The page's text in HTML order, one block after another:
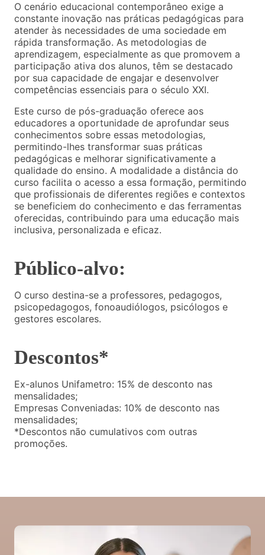
O cenário educacional contemporâneo exige a
constante inovação nas práticas pedagógicas para
atender às necessidades de uma sociedade em
rápida transformação. As metodologias de
aprendizagem, especialmente as que promovem a
participação ativa dos alunos, têm se destacado
por sua capacidade de engajar e desenvolver
competências essenciais para o século XXI.
Este curso de pós-graduação oferece aos
educadores a oportunidade de aprofundar seus
conhecimentos sobre essas metodologias,
permitindo-lhes transformar suas práticas
pedagógicas e melhorar significativamente a
qualidade do ensino. A modalidade a distância do
curso facilita o acesso a essa formação, permitindo
que profissionais de diferentes regiões e contextos
se beneficiem do conhecimento e das ferramentas
oferecidas, contribuindo para uma educação mais
inclusiva, personalizada e eficaz.
Público-alvo:
O curso destina-se a professores, pedagogos,
psicopedagogos, fonoaudiólogos, psicólogos e
gestores escolares.
Descontos*
Ex-alunos Unifametro: 15% de desconto nas
mensalidades;
Empresas Conveniadas: 10% de desconto nas
mensalidades;
*Descontos não cumulativos com outras
promoções.